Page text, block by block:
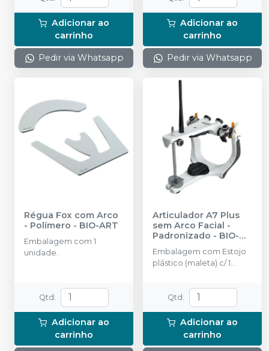
Adicionar ao
carrinho
Pedir via Whatsapp
Adicionar ao
carrinho
Pedir via Whatsapp
Régua Fox com Arco
- Polímero - BIO-ART
Embalagem com 1
unidade.
Qtd :
Adicionar ao
carrinho
Articulador A7 Plus
sem Arco Facial -
Padronizado - BIO-
ART
Embalagem com Estojo
plástico (maleta) c/ 1
par de placas de
montagem trilho, 1 pino
de apoio do ramo, 1 mesa
incisal acrílica e 1 pino
Qtd :
Adicionar ao
carrinho